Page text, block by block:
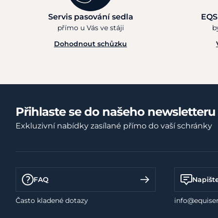
Servis pasování sedla
přímo u Vás ve stáji
Dohodnout schůzku
Přihlaste se do našeho newsletteru
Exkluzivní nabídky zasílané přímo do vaší schránky
FAQ
Často kladené dotazy